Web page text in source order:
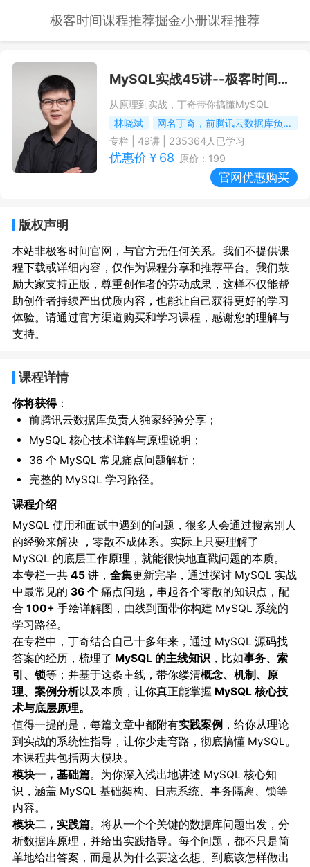
极客时间课程推荐掘金小册课程推荐
MySQL实战45讲--极客时间课程推荐/优惠
从原理到实战，丁奇带你搞懂MySQL
林晓斌
网名丁奇，前腾讯云数据库负责人
专栏
49讲 | 235364人已学习
优惠价￥ 68 原价：199
官网优惠购买
版权声明
本站非极客时间官网，与官方无任何关系。我们不提供课
程下载或详细内容，仅作为课程分享和推荐平台。我们鼓
励大家支持正版，尊重创作者的劳动成果，这样不仅能帮
助创作者持续产出优质内容，也能让自己获得更好的学习
体验。请通过官方渠道购买和学习课程，感谢您的理解与
支持。
课程详情
你将获得：
前腾讯云数据库负责人独家经验分享；
MySQL 核心技术详解与原理说明；
36 个 MySQL 常见痛点问题解析；
完整的 MySQL 学习路径。
课程介绍
MySQL 使用和面试中遇到的问题，很多人会通过搜索别人
的经验来解决 ，零散不成体系。实际上只要理解了
MySQL 的底层工作原理，就能很快地直戳问题的本质。
本专栏一共 45讲， 全集更新完毕，通过探讨 MySQL 实战
中最常见的 36 个痛点问题，串起各个零散的知识点，配
合 100+ 手绘详解图，由线到面带你构建 MySQL 系统的
学习路径。
在专栏中，丁奇结合自己十多年来，通过 MySQL 源码找
答案的经历，梳理了 MySQL 的主线知识，比如事务、索
引、锁等；并基于这条主线，带你缕清概念、机制、原
理、案例分析以及本质，让你真正能掌握 MySQL 核心技
术与底层原理。
值得一提的是，每篇文章中都附有实践案例 ，给你从理论
到实战的系统性指导，让你少走弯路，彻底搞懂 MySQL。
本课程共包括两大模块。
模块一，基础篇。为你深入浅出地讲述 MySQL 核心知
识，涵盖 MySQL 基础架构、日志系统、事务隔离、锁等
内容。
模块二，实践篇。将从一个个关键的数据库问题出发，分
析数据库原理，并给出实践指导。每个问题，都不只是简
单地给出答案，而是从为什么要这么想、到底该怎样做出